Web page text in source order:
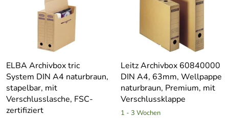
ELBA Archivbox tric
System DIN A4 naturbraun,
stapelbar, mit
Verschlusslasche, FSC-
zertifiziert
Leitz Archivbox 60840000
DIN A4, 63mm, Wellpappe
naturbraun, Premium, mit
Verschlussklappe
1 - 3 Wochen